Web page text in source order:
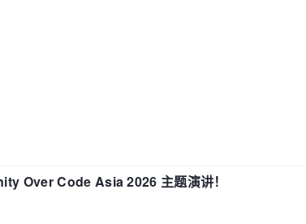
Over Code Asia 2026 主题演讲！